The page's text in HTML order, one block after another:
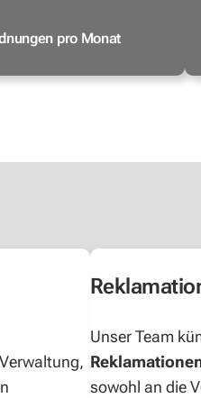
pro Monat
Unser Team
sowohl an die